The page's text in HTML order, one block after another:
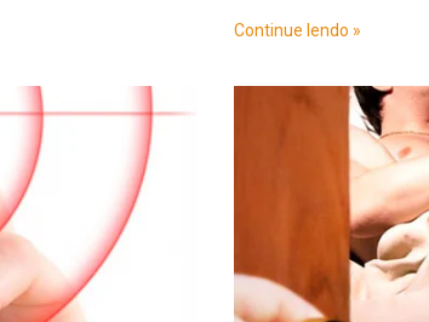
Continue lendo »